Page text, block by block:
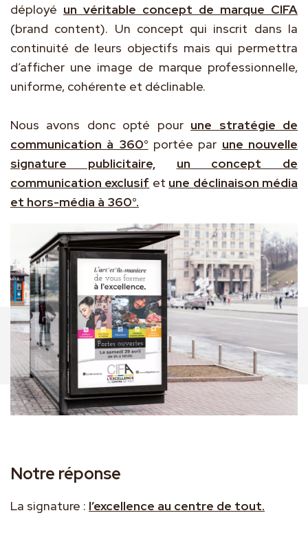
déployé un véritable concept de marque CIFA
(brand content). Un concept qui inscrit dans la
continuité de leurs objectifs mais qui permettra
d’afficher une image de marque professionnelle,
uniforme, cohérente et déclinable.
Nous avons donc opté pour une stratégie de
communication à 360° portée par une nouvelle
signature publicitaire,
un concept de
communication exclusif et une déclinaison média
et hors-média à 360°.
Notre réponse
La signature : l’excellence au centre de tout.